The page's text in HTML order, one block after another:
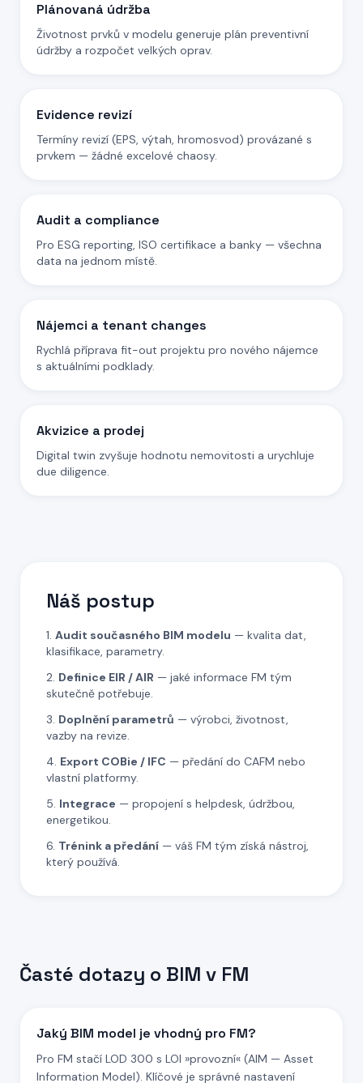
Plánovaná údržba
Životnost prvků v modelu generuje plán preventivní
údržby a rozpočet velkých oprav.
Evidence revizí
Termíny revizí (EPS, výtah, hromosvod) provázané s
prvkem — žádné excelové chaosy.
Audit a compliance
Pro ESG reporting, ISO certifikace a banky — všechna
data na jednom místě.
Nájemci a tenant changes
Rychlá příprava fit-out projektu pro nového nájemce
s aktuálními podklady.
Akvizice a prodej
Digital twin zvyšuje hodnotu nemovitosti a urychluje
due diligence.
Náš postup
Audit současného BIM modelu — kvalita dat,
klasifikace, parametry.
Definice EIR / AIR — jaké informace FM tým
skutečně potřebuje.
Doplnění parametrů — výrobci, životnost,
vazby na revize.
Export COBie / IFC — předání do CAFM nebo
vlastní platformy.
Integrace — propojení s helpdesk, údržbou,
energetikou.
Trénink a předání — váš FM tým získá nástroj,
který používá.
Časté dotazy o BIM v FM
Jaký BIM model je vhodný pro FM?
Pro FM stačí LOD 300 s LOI »provozní« (AIM — Asset
Information Model). Klíčové je správné nastavení